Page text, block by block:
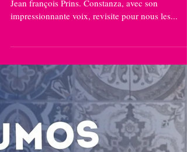
vendredi 5 mai 20H30 : Constanza Guzmán et
Jean françois Prins. Constanza, avec son